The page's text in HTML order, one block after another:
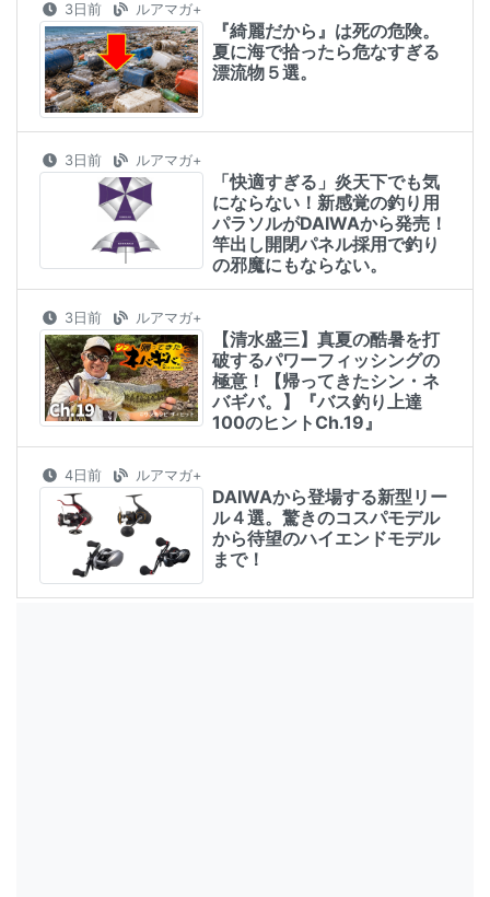
3日前 ルアマガ+
『綺麗だから』は死の危険。
夏に海で拾ったら危なすぎる
漂流物５選。
3日前 ルアマガ+
「快適すぎる」炎天下でも気
にならない！新感覚の釣り用
パラソルがDAIWAから発売！
竿出し開閉パネル採用で釣り
の邪魔にもならない。
3日前 ルアマガ+
【清水盛三】真夏の酷暑を打
破するパワーフィッシングの
極意！【帰ってきたシン・ネ
バギバ。】『バス釣り上達
100のヒントCh.19』
4日前 ルアマガ+
DAIWAから登場する新型リー
ル４選。驚きのコスパモデル
から待望のハイエンドモデル
まで！